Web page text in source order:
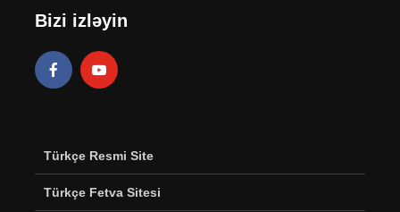
Bizi izləyin
Türkçe Resmi Site
Türkçe Fetva Sitesi